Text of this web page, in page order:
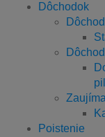
Dôchodok
Poistenie